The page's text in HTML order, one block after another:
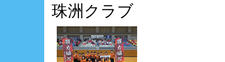
珠洲クラブ